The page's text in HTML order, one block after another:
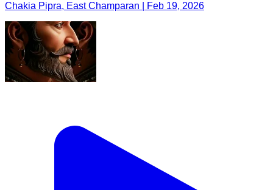
Chakia Pipra, East Champaran | Feb 19, 2026